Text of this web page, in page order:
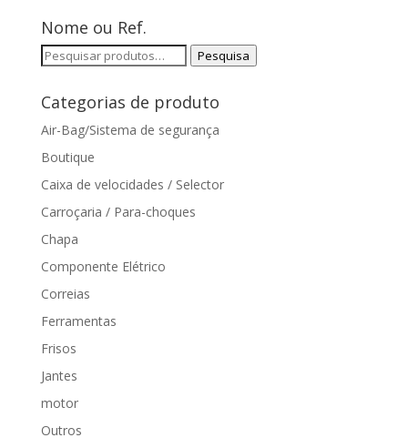
Nome ou Ref.
Pesquisar
Pesquisa
Categorias de produto
Air-Bag/Sistema de segurança
Boutique
Caixa de velocidades / Selector
Carroçaria / Para-choques
Chapa
Componente Elétrico
Correias
Ferramentas
Frisos
Jantes
motor
Outros